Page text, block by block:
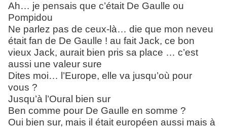
Ah… je pensais que c’était De Gaulle ou
Pompidou
Ne parlez pas de ceux-là… die que mon neveu
était fan de De Gaulle ! au fait Jack, ce bon
vieux Jack, aurait bien pris sa place … c’est
aussi une valeur sure
Dites moi… l’Europe, elle va jusqu’où pour
vous ?
Jusqu’à l’Oural bien sur
Ben comme pour De Gaulle en somme ?
Oui bien sur, mais il était européen aussi mais à